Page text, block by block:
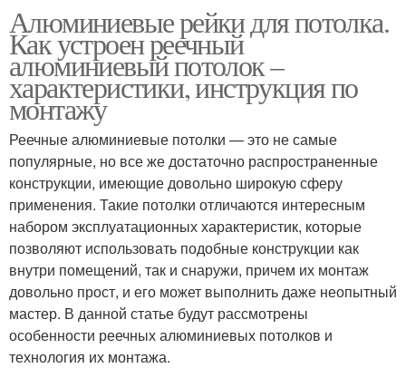
Алюминиевые рейки для потолка.
Как устроен реечный
алюминиевый потолок –
характеристики, инструкция по
монтажу
Реечные алюминиевые потолки — это не самые
популярные, но все же достаточно распространенные
конструкции, имеющие довольно широкую сферу
применения. Такие потолки отличаются интересным
набором эксплуатационных характеристик, которые
позволяют использовать подобные конструкции как
внутри помещений, так и снаружи, причем их монтаж
довольно прост, и его может выполнить даже неопытный
мастер. В данной статье будут рассмотрены
особенности реечных алюминиевых потолков и
технология их монтажа.